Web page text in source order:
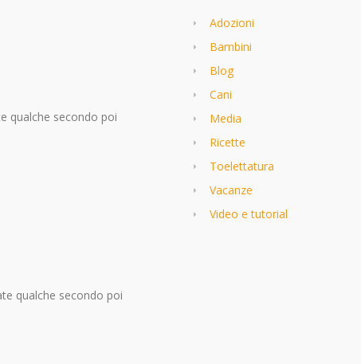
qualche secondo poi
qualche secondo poi
Adozioni
Bambini
Blog
Cani
Media
Ricette
Toelettatura
Vacanze
Video e tutorial